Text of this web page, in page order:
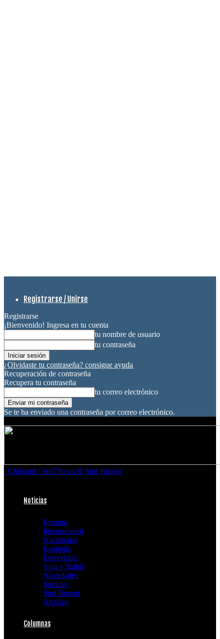
Registrarse / Unirse
Registrarse
¡Bienvenido! Ingresa en tu cuenta
tu nombre de usuario
tu contraseña
¿Olvidaste tu contraseña? consigue ayuda
Recuperación de contraseña
Recupera tu contraseña
tu correo electrónico
Se te ha enviado una contraseña por correo electrónico.
Chilesurf | Surf News & Surf Report
Noticias
Eventos
Internacional
Nacionales
Ecología
Entrevistas
Vida y Salud
Novedades
Sociales
Surf Report
Archivo
Columnas